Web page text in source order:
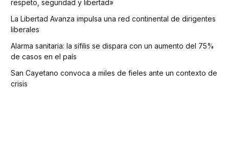
respeto, seguridad y libertad»
La Libertad Avanza impulsa una red continental de dirigentes
liberales
Alarma sanitaria: la sífilis se dispara con un aumento del 75%
de casos en el país
San Cayetano convoca a miles de fieles ante un contexto de
crisis